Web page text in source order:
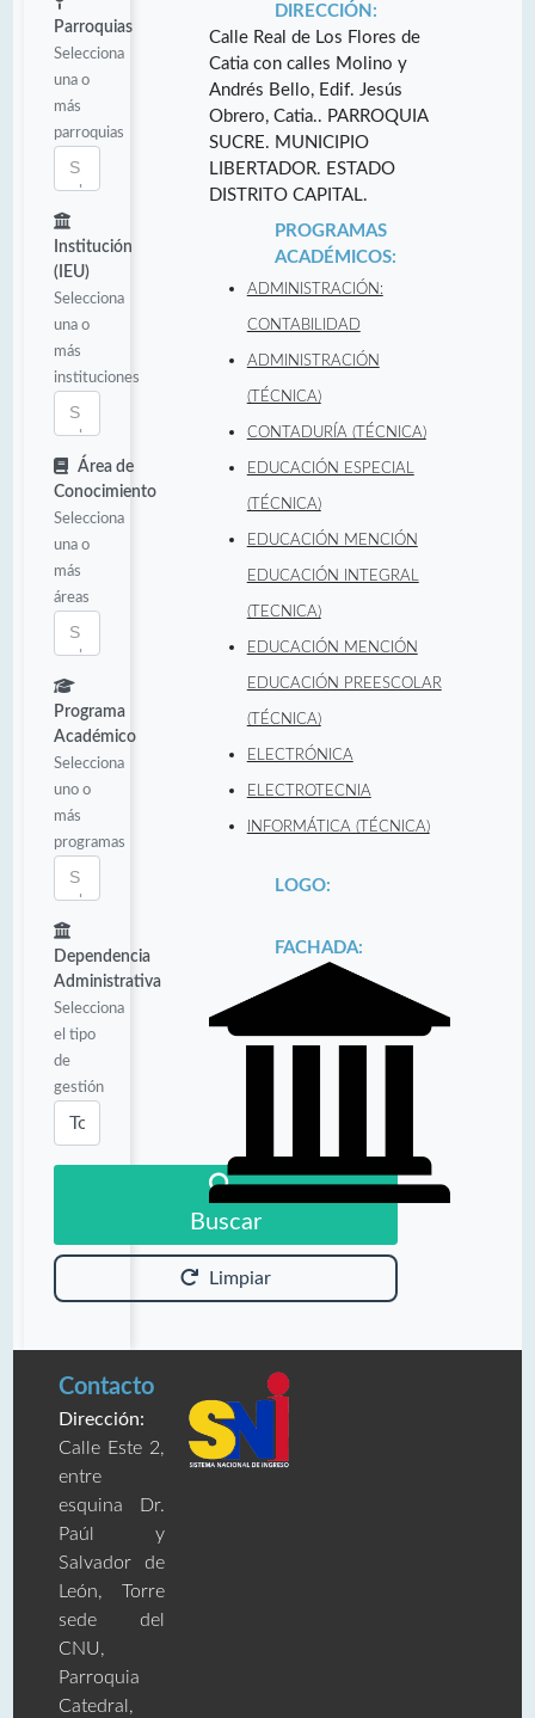
Parroquias
Selecciona
una o
más
parroquias
Institución
(IEU)
Selecciona
una o
más
instituciones
Área de
Conocimiento
Selecciona
una o
más
áreas
Programa
Académico
Selecciona
uno o
más
programas
Dependencia
Administrativa
Selecciona
el tipo
de
gestión
Buscar
Limpiar
DIRECCIÓN:
Calle Real de Los Flores de
Catia con calles Molino y
Andrés Bello, Edif. Jesús
Obrero, Catia.. PARROQUIA
SUCRE. MUNICIPIO
LIBERTADOR. ESTADO
DISTRITO CAPITAL.
PROGRAMAS
ACADÉMICOS:
ADMINISTRACIÓN:
CONTABILIDAD
ADMINISTRACIÓN
(TÉCNICA)
CONTADURÍA (TÉCNICA)
EDUCACIÓN ESPECIAL
(TÉCNICA)
EDUCACIÓN MENCIÓN
EDUCACIÓN INTEGRAL
(TECNICA)
EDUCACIÓN MENCIÓN
EDUCACIÓN PREESCOLAR
(TÉCNICA)
ELECTRÓNICA
ELECTROTECNIA
INFORMÁTICA (TÉCNICA)
LOGO:
FACHADA:
Contacto
Dirección:
Calle Este 2,
entre
esquina Dr.
Paúl y
Salvador de
León, Torre
sede del
CNU,
Parroquia
Catedral,